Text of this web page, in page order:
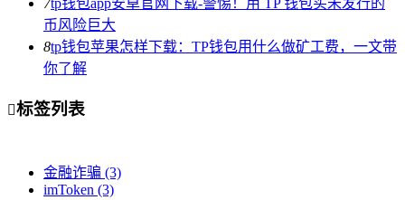
7tp钱包app安卓官网下载-警惕！用 TP 钱包买未发行的
币风险巨大
8tp钱包苹果怎样下载：TP钱包用什么做矿工费，一文带
你了解
标签列表
金融诈骗 (3)
imToken (3)